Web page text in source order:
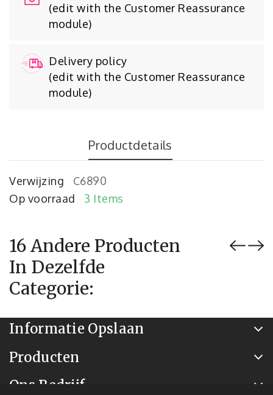
(edit with the Customer Reassurance
module)
Delivery policy
(edit with the Customer Reassurance
module)
Productdetails
Verwijzing
C6890
Op voorraad
3 Items
16 Andere Producten
In Dezelfde
Categorie:
Informatie Opslaan
Producten
Ons Bedrijf